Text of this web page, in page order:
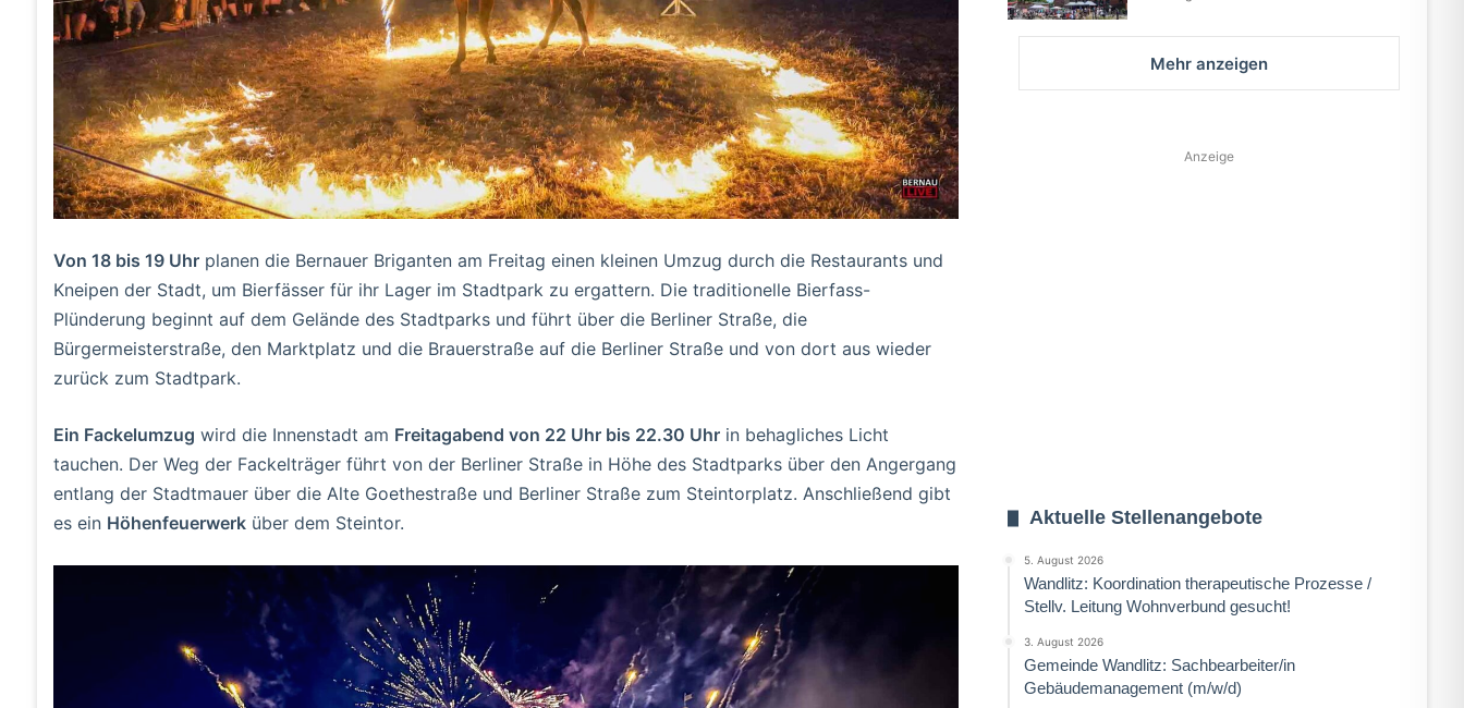
Von 18 bis 19 Uhrplanen die Bernauer Briganten am Freitag einen kleinen Umzug durch die Restaurants und
Kneipen der Stadt, um Bierfässer für ihr Lager im Stadtpark zu ergattern. Die traditionelle Bierfass-
Plünderung beginnt auf dem Gelände des Stadtparks und führt über die Berliner Straße, die
Bürgermeisterstraße, den Marktplatz und die Brauerstraße auf die Berliner Straße und von dort aus wieder
zurück zum Stadtpark.
Ein Fackelumzug wird die Innenstadt am Freitagabend von 22 Uhr bis 22.30 Uhrin behagliches Licht
tauchen. Der Weg der Fackelträger führt von der Berliner Straße in Höhe des Stadtparks über den Angergang
entlang der Stadtmauer über die Alte Goethestraße und Berliner Straße zum Steintorplatz. Anschließend gibt
es ein Höhenfeuerwerküber dem Steintor.
Mehr anzeigen
Anzeige
Aktuelle Stellenangebote
5. August 2026
Wandlitz: Koordination therapeutische Prozesse /
Stellv. Leitung Wohnverbund gesucht!
3. August 2026
Gemeinde Wandlitz: Sachbearbeiter/in
Gebäudemanagement (m/w/d)